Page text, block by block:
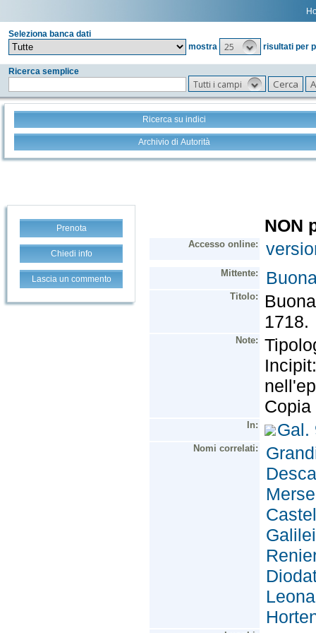
Seleziona banca dati
mostra
25 risultati per
Ricerca semplice
Tutti i campi
Ricerca su indici
Archivio di Autorità
Prenota
Chiedi info
Lascia un commento